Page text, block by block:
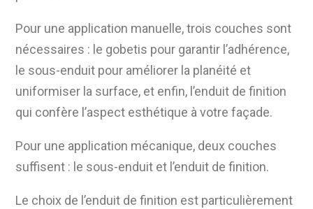
Pour une application manuelle, trois couches sont
nécessaires : le gobetis pour garantir l’adhérence,
le sous-enduit pour améliorer la planéité et
uniformiser la surface, et enfin, l’enduit de finition
qui confère l’aspect esthétique à votre façade.
Pour une application mécanique, deux couches
suffisent : le sous-enduit et l’enduit de finition.
Le choix de l’enduit de finition est particulièrement